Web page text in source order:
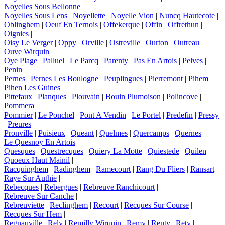
Noyelles Sous Bellonne |
Noyelles Sous Lens | Noyellette | Noyelle Vion | Nuncq Hautecote |
Oblinghem | Oeuf En Ternois | Offekerque | Offin | Offrethun |
Oignies |
Oisy Le Verger | Oppy | Orville | Ostreville | Ourton | Outreau |
Ouve Wirquin |
Oye Plage | Palluel | Le Parcq | Parenty | Pas En Artois | Pelves |
Penin |
Pernes | Pernes Les Boulogne | Peuplingues | Pierremont | Pihem |
Pihen Les Guines |
Pittefaux | Planques | Plouvain | Bouin Plumoison | Polincove |
Pommera |
Pommier | Le Ponchel | Pont A Vendin | Le Portel | Predefin | Pressy
| Preures |
Pronville | Puisieux | Queant | Quelmes | Quercamps | Quernes |
Le Quesnoy En Artois |
Quesques | Questrecques | Quiery La Motte | Quiestede | Quilen |
Quoeux Haut Mainil |
Racquinghem | Radinghem | Ramecourt | Rang Du Fliers | Ransart |
Raye Sur Authie |
Rebecques | Rebergues | Rebreuve Ranchicourt |
Rebreuve Sur Canche |
Rebreuviette | Reclinghem | Recourt | Recques Sur Course |
Recques Sur Hem |
Regnauville | Rely | Remilly Wirquin | Remy | Renty | Rety |